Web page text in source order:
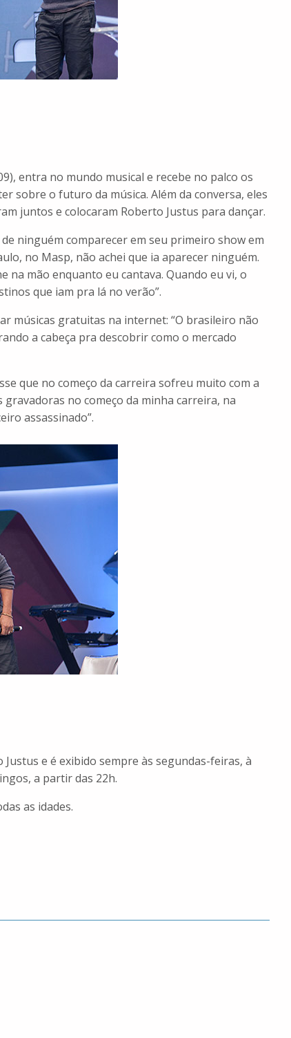
entra no mundo musical e recebe no palco os
sobre o futuro da música. Além da conversa, eles
juntos e colocaram Roberto Justus para dançar.
ninguém comparecer em seu primeiro show em
no Masp, não achei que ia aparecer ninguém.
na mão enquanto eu cantava. Quando eu vi, o
que iam pra lá no verão”.
músicas gratuitas na internet: “O brasileiro não
a cabeça pra descobrir como o mercado
que no começo da carreira sofreu muito com a
no começo da minha carreira, na
assassinado”.
e é exibido sempre às segundas-feiras, à
a partir das 22h.
as idades.